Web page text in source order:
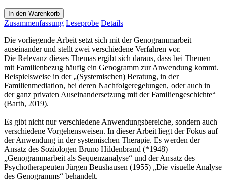
In den Warenkorb
Zusammenfassung Leseprobe Details
Die vorliegende Arbeit setzt sich mit der Genogrammarbeit
auseinander und stellt zwei verschiedene Verfahren vor.
Die Relevanz dieses Themas ergibt sich daraus, dass bei Themen
mit Familienbezug häufig ein Genogramm zur Anwendung kommt.
Beispielsweise in der „(Systemischen) Beratung, in der
Familienmediation, bei deren Nachfolgeregelungen, oder auch in
der ganz privaten Auseinandersetzung mit der Familiengeschichte“
(Barth, 2019).
Es gibt nicht nur verschiedene Anwendungsbereiche, sondern auch
verschiedene Vorgehensweisen. In dieser Arbeit liegt der Fokus auf
der Anwendung in der systemischen Therapie. Es werden der
Ansatz des Soziologen Bruno Hildenbrand (*1948)
„Genogrammarbeit als Sequenzanalyse“ und der Ansatz des
Psychotherapeuten Jürgen Beushausen (1955) „Die visuelle Analyse
des Genogramms“ behandelt.